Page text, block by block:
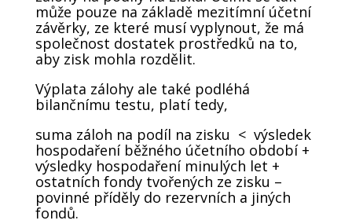
může pouze na základě mezitímní účetní
závěrky, ze které musí vyplynout, že má
společnost dostatek prostředků na to,
aby zisk mohla rozdělit.
Výplata zálohy ale také podléhá
bilančnímu testu, platí tedy,
suma záloh na podíl na zisku < výsledek
hospodaření běžného účetního období +
výsledky hospodaření minulých let +
ostatních fondy tvořených ze zisku –
povinné příděly do rezervních a jiných
fondů.